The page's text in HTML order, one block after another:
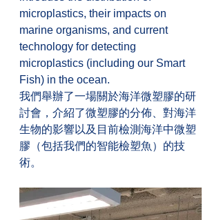
microplastics, their impacts on
marine organisms, and current
technology for detecting
microplastics (including our Smart
Fish) in the ocean.
我們舉辦了一場關於海洋微塑膠的研
討會，介紹了微塑膠的分佈、對海洋
生物的影響以及目前檢測海洋中微塑
膠（包括我們的智能檢塑魚）的技
術。